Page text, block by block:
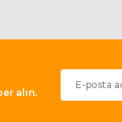
alın.